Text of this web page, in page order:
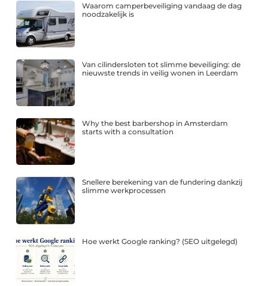
Waarom camperbeveiliging vandaag de dag
noodzakelijk is
Van cilindersloten tot slimme beveiliging: de
nieuwste trends in veilig wonen in Leerdam
Why the best barbershop in Amsterdam
starts with a consultation
Snellere berekening van de fundering dankzij
slimme werkprocessen
Hoe werkt Google ranking? (SEO uitgelegd)